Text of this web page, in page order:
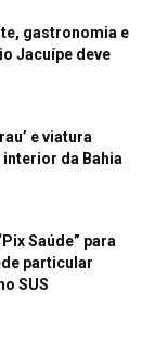
gastronomia e
Jacuípe deve
e viatura
da Bahia
Saúde” para
particular
SUS